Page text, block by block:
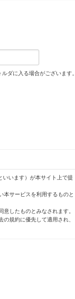
ダに入る場合がございます。
いいます）が本サイト上で提
本サービスを利用するものと
したものとみなされます。
規約に優先して適用され、
）をいいます。
などあらゆる情報を投稿す